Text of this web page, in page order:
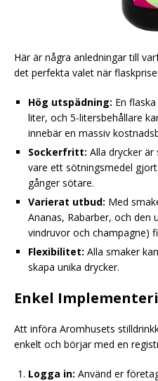
Här är några anledningar till
det perfekta valet när
Hög utspädning: En
liter, och 5-litersbehållare
innebär en massiv
Sockerfritt: Alla drycker
vare ett sötningsmedel
gånger sötare.
Varierat utbud: Med
Ananas, Rabarber, och den
vindruvor och champagne)
Flexibilitet: Alla smaker
skapa unika drycker.
Enkel
Att införa Aromhusets
enkelt och börjar med en
Logga in: Använd er